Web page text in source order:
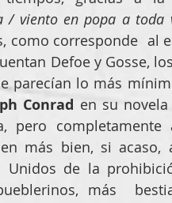
/ viento en popa a toda
como corresponde  al
Defoe y Gosse,
parecían lo más
Conrad en su
completamente
más bien, si
Unidos de la
más